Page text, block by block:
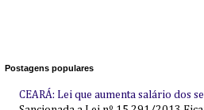
Postagens populares
CEARÁ: Lei que aumenta salário dos